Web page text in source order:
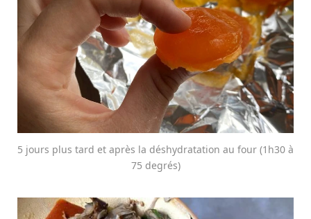
5 jours plus tard et après la déshydratation au four (1h30 à
75 degrés)